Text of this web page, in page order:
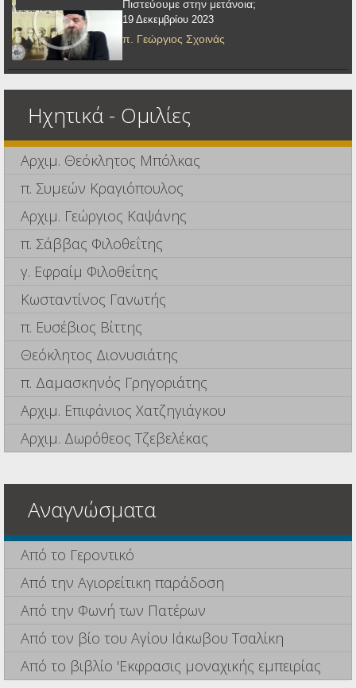
Πιστεύουμε στην μετάνοια;
19 Δεκεμβρίου 2023
π. Γεώργιος Σχοινάς
Ηχητικά - Ομιλίες
Αρχιμ. Θεόκλητος Μπόλκας
π. Συμεών Κραγιόπουλος
Αρχιμ. Γεώργιος Καψάνης
π. Σάββας Φιλοθεΐτης
γ. Εφραίμ Φιλοθεΐτης
Κωσταντίνος Γανωτής
π. Ευσέβιος Βίττης
Θεόκλητος Διονυσιάτης
π. Δαμασκηνός Γρηγοριάτης
Αρχιμ. Επιφάνιος Χατζηγιάγκου
Αρχιμ. Δωρόθεος Τζεβελέκας
Αναγνώσματα
Από το Γεροντικό
Από την Αγιορείτικη παράδοση
Από την Φωνή των Πατέρων
Από τον βίο του Αγίου Ιάκωβου Τσαλίκη
Από το βιβλίο 'Εκφρασις μοναχικής εμπειρίας